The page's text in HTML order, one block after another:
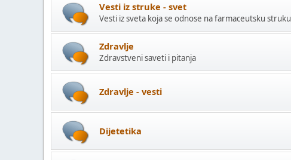
Vesti iz struke - svet
Vesti iz sveta koja se odnose na farmaceutsku struku
Zdravlje
Zdravstveni saveti i pitanja
Zdravlje - vesti
Dijetetika